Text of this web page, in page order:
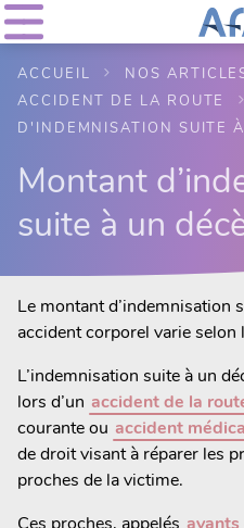
ACCUEIL
NOS
ACCIDENT DE LA ROUTE
D'INDEMNISATION SUITE
Montant
suite à un
Le montant d’indemnisation
accident corporel varie selon
L’indemnisation suite à un
lors d’un accident de la
courante ou accident
de droit visant à réparer les
proches de la victime.